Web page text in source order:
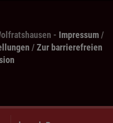
- Impressum/
/Zur barrierefreien